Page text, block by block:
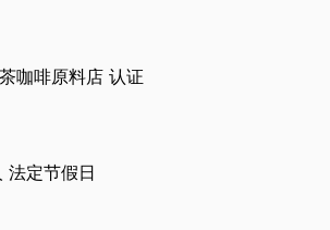
咖啡原料店 认证
法定节假日